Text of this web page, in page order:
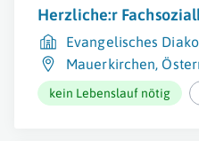
Herzliche:r
Evangelisches
Mauerkirchen,
kein Lebenslauf nötig